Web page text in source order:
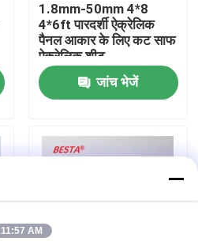
1.8mm-50mm 4*8
4*6ft पारदर्शी ऐक्रेलिक
पैनल आकार के लिए कट साफ
ऐक्रेलिक शीट
जांच भेजें
11:57 AM